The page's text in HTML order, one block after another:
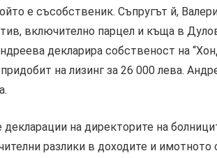
е съсобственик. Съпругът й,
включително парцел и къща в
декларира собственост на
на лизинг за 26 000 лева.
декларации на директорите на
разлики в доходите и имотното